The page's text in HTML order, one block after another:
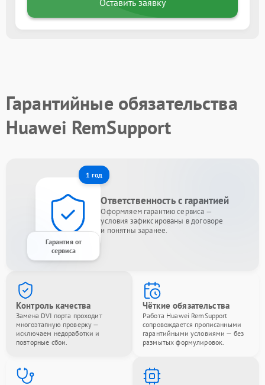
Оставить заявку
Гарантийные обязательства
Huawei RemSupport
1 год
Гарантия от
сервиса
Ответственность с гарантией
Оформляем гарантию сервиса —
условия зафиксированы в договоре
и понятны заранее.
Контроль качества
Замена DVI порта проходит
многоэтапную проверку —
исключаем недоработки и
повторные сбои.
Чёткие обязательства
Работа Huawei RemSupport
сопровождается прописанными
гарантийными условиями — без
размытых формулировок.